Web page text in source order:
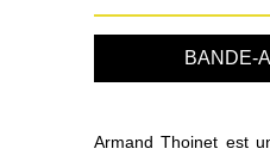
BANDE-
Armand Thoinet est